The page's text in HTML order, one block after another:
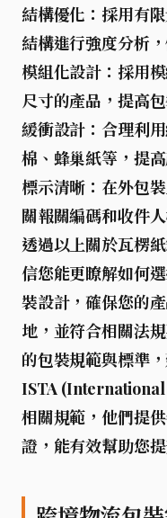
結構優化 ：採用有
結構進行強度分析
模組化設計 ：採用
尺寸的產品，提高
緩衝設計 ：合理利
棉、蜂巢紙等，提
標示清晰 ：在外包
關報關編碼和收件
透過以上關於瓦楞
信您能更瞭解如何
裝設計，確保您的
地，並符合相關法
的包裝規範與標準
ISTA (International
相關規範，他們提
證，能有效幫助您